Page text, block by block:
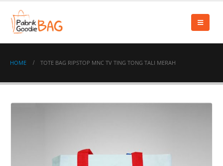
HOME TOTE BAG RIPSTOP MNC TV TING TONG TALI MERAH